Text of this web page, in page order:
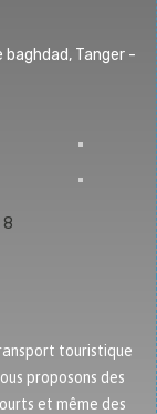
baghdad, Tanger -
8
touristique
proposons des
et même des